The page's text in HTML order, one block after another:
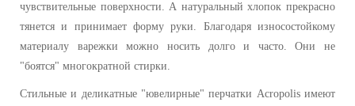
чувствительные поверхности. А натуральный хлопок прекрасно
тянется и принимает форму руки. Благодаря износостойкому
материалу варежки можно носить долго и часто. Они не
"боятся" многократной стирки.
Стильные и деликатные "ювелирные" перчатки Acropolis имеют